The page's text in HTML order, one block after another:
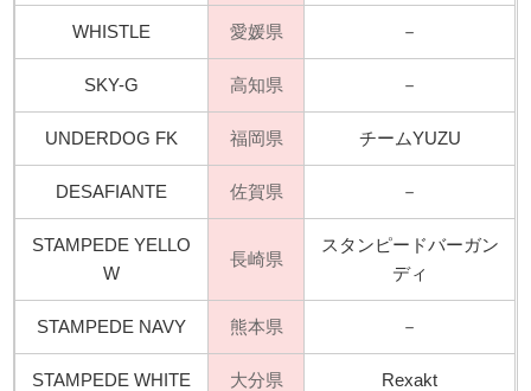
WHISTLE 愛媛県 －
SKY-G 高知県 －
UNDERDOG FK 福岡県 チームYUZU
DESAFIANTE 佐賀県 －
STAMPEDE YELLO
W
長崎県
スタンピードバーガン
ディ
STAMPEDE NAVY 熊本県 －
STAMPEDE WHITE 大分県 Rexakt